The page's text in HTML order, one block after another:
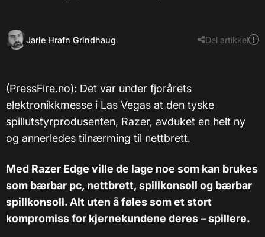
Jarle Hrafn Grindhaug Del artikkel
(PressFire.no): Det var under fjorårets
elektronikkmesse i Las Vegas at den tyske
spillutstyrprodusenten, Razer, avduket en helt ny
og annerledes tilnærming til nettbrett.
Med Razer Edge ville de lage noe som kan brukes
som bærbar pc, nettbrett, spillkonsoll og bærbar
spillkonsoll. Alt uten å føles som et stort
kompromiss for kjernekundene deres – spillere.